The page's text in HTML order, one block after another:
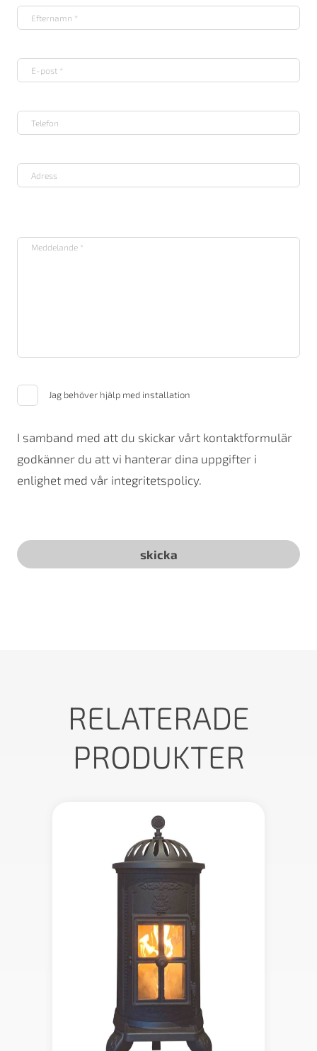
Jag behöver hjälp med installation
I samband med att du skickar vårt kontaktformulär
godkänner du att vi hanterar dina uppgifter i
enlighet med vår integritetspolicy.
RELATERADE
PRODUKTER